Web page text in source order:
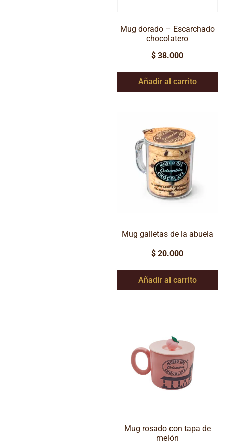
Mug dorado – Escarchado
chocolatero
$ 38.000
Añadir al carrito
Mug galletas de la abuela
$ 20.000
Añadir al carrito
Mug rosado con tapa de
melón